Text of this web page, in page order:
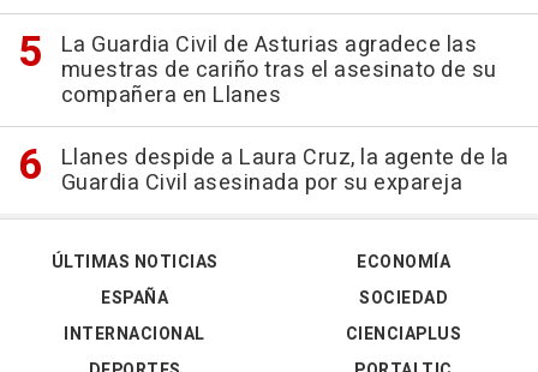
La Guardia Civil de Asturias agradece las
muestras de cariño tras el asesinato de su
compañera en Llanes
Llanes despide a Laura Cruz, la agente de la
Guardia Civil asesinada por su expareja
ÚLTIMAS NOTICIAS
ESPAÑA
INTERNACIONAL
ECONOMÍA
SOCIEDAD
CIENCIAPLUS